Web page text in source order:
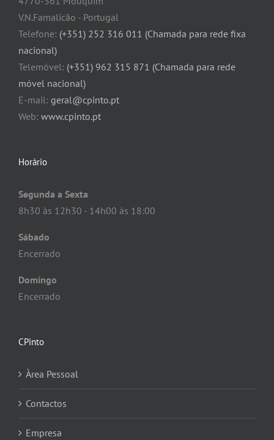
V.N.Famalicão - Portugal
Telefone: (+351) 252 316 011 (Chamada para rede fixa
nacional)
Telemóvel: (+351) 962 315 871 (Chamada para rede
móvel nacional)
E-mail: geral@cpinto.pt
Web: www.cpinto.pt
Horário
Segunda a Sexta
8h30 às 12h30 - 14h00 às 18:00
Sábado
Encerrado
Domingo
Encerrado
CPinto
Àrea Pessoal
Contactos
Empresa